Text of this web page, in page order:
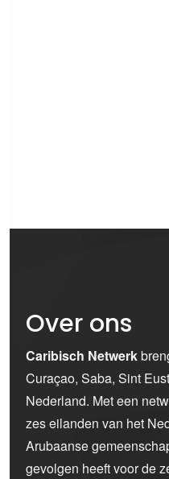
Over ons
Caribisch Netwerk
Curaçao, Saba, Sint
Nederland. Met een
zes eilanden van het
Arubaanse
gevolgen heeft voor de